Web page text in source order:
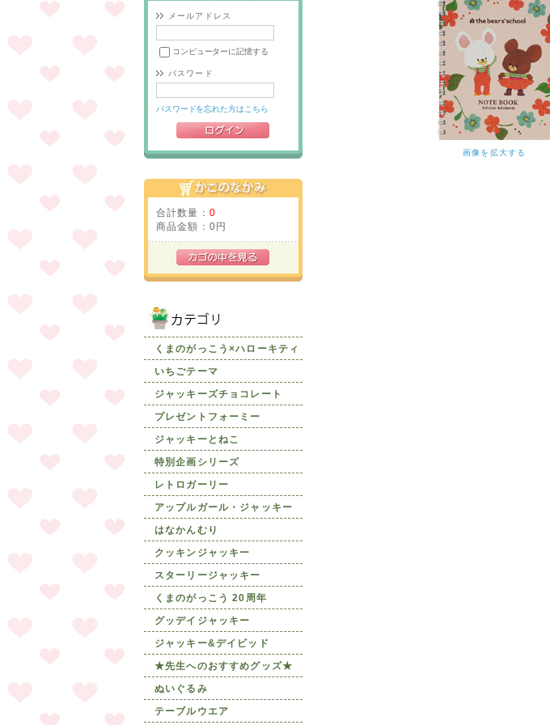
メールアドレス
コンピューターに記憶する
パスワード
パスワードを忘れた方はこちら
合計数量： 0
商品金額： 0円
くまのがっこう×ハローキティ
いちごテーマ
ジャッキーズチョコレート
プレゼントフォーミー
ジャッキーとねこ
特別企画シリーズ
レトロガーリー
アップルガール・ジャッキー
はなかんむり
クッキンジャッキー
スターリージャッキー
くまのがっこう 20周年
グッデイジャッキー
ジャッキー&デイビッド
★先生へのおすすめグッズ★
ぬいぐるみ
テーブルウエア
画像を拡大する